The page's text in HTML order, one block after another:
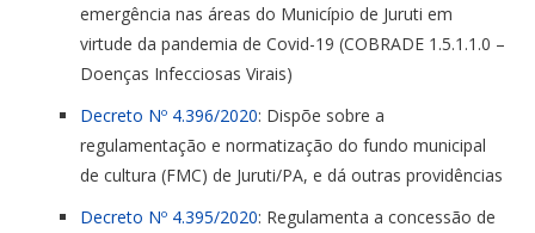
emergência nas áreas do Município de Juruti em
virtude da pandemia de Covid-19 (COBRADE 1.5.1.1.0 –
Doenças Infecciosas Virais)
Decreto Nº 4.396/2020: Dispõe sobre a
regulamentação e normatização do fundo municipal
de cultura (FMC) de Juruti/PA, e dá outras providências
Decreto Nº 4.395/2020: Regulamenta a concessão de